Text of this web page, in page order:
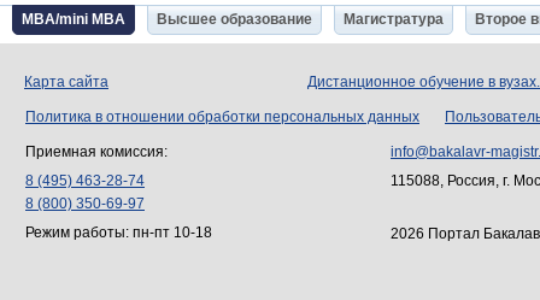
MBA/mini MBA Высшее образование Магистратура Второе
Карта сайта Дистанционное обучение в
Политика в отношении обработки персональных данных
Приемная комиссия:
8 (495) 463-28-74
8 (800) 350-69-97
Режим работы: пн-пт 10-18
info@bakalavr-
115088, Россия, г.
2026 Портал